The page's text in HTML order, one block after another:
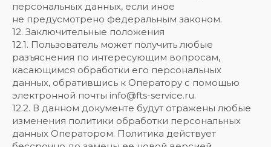
персональных данных, если иное
не предусмотрено федеральным законом.
12. Заключительные положения
12.1. Пользователь может получить любые
разъяснения по интересующим вопросам,
касающимся обработки его персональных
данных, обратившись к Оператору с помощью
электронной почты info@fts-service.ru.
12.2. В данном документе будут отражены любые
изменения политики обработки персональных
данных Оператором. Политика действует